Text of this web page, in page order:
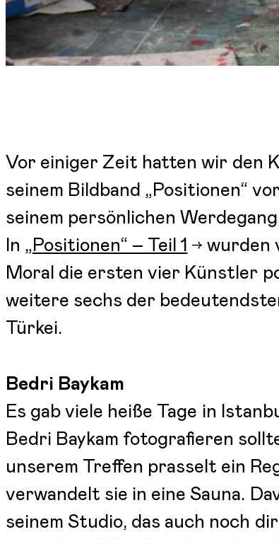
Vor einiger Zeit hatten wir den
seinem Bildband „Positionen“
seinem persönlichen
In „Positionen“ – Teil 1
wurden
Moral die ersten vier Künstler
weitere sechs der
Türkei.
Bedri Baykam
Es gab viele heiße Tage in
Bedri Baykam fotografieren
unserem Treffen prasselt ein
verwandelt sie in eine Sauna.
seinem Studio, das auch noch